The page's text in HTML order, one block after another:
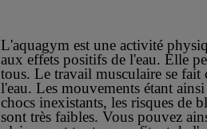
L'aquagym est une activité
aux effets positifs de l'eau. Elle
tous. Le travail musculaire se fait
l'eau. Les mouvements étant
chocs inexistants, les risques de
sont très faibles. Vous pouvez